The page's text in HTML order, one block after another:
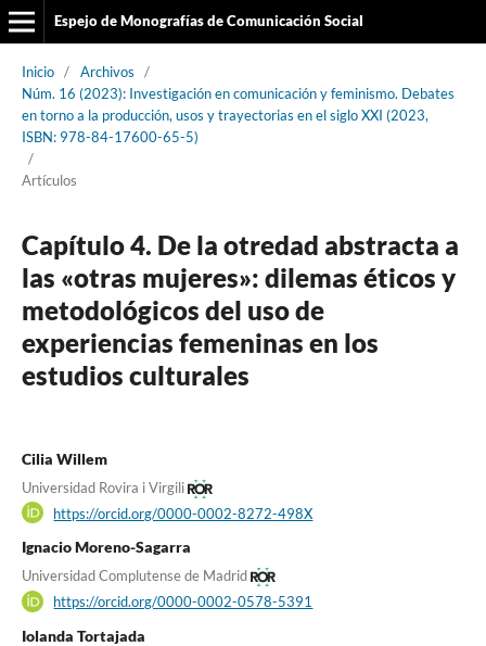
Espejo de Monografías de Comunicación Social
Inicio / Archivos
/
Núm. 16 (2023): Investigación en comunicación y feminismo. Debates
en torno a la producción, usos y trayectorias en el siglo XXI (2023,
ISBN: 978-84-17600-65-5)
/
Artículos
Capítulo 4. De la otredad abstracta a
las «otras mujeres»: dilemas éticos y
metodológicos del uso de
experiencias femeninas en los
estudios culturales
Cilia Willem
Universidad Rovira i Virgili
https://orcid.org/0000-0002-8272-498X
Ignacio Moreno-Sagarra
Universidad Complutense de Madrid
https://orcid.org/0000-0002-0578-5391
Iolanda Tortajada